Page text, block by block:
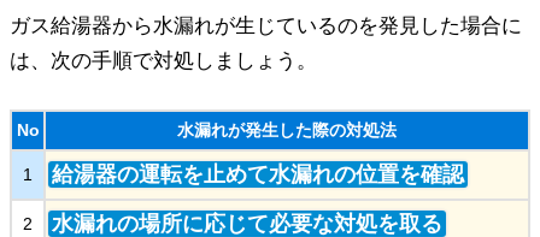
ガス給湯器から水漏れが生じているのを発見した場合に
は、次の手順で対処しましょう。
No 水漏れが発生した際の対処法
1 給湯器の運転を止めて水漏れの位置を確認
2 水漏れの場所に応じて必要な対処を取る